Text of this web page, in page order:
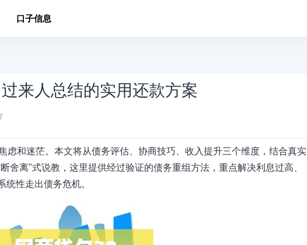
口子信息
来人总结的实用还款方案
虑和迷茫。本文将从债务评估、协商技巧、收入提升三个维度，结合真实
舍离"式说教，这里提供经过验证的债务重组方法，重点解决利息过高、
性走出债务危机。